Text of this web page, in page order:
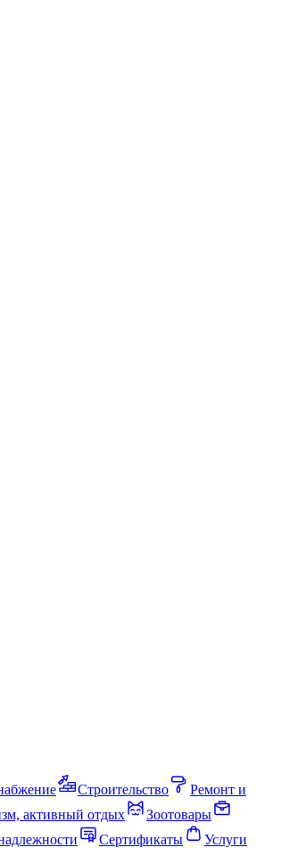
Строительство
Ремонт и
активный отдых
Зоотовары
Сертификаты
Услуги